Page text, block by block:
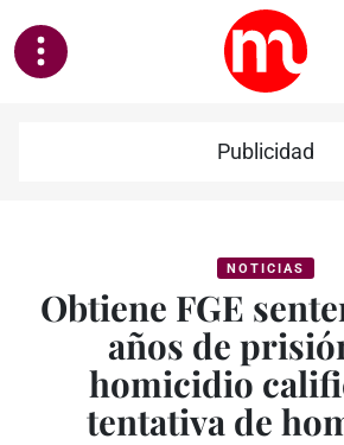
Publicidad
NOTICIAS
Obtiene FGE
años de
homicidio
tentativa de